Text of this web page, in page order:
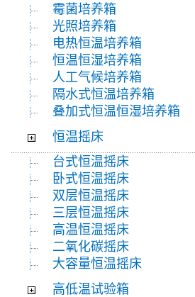
霉菌培养箱
光照培养箱
电热恒温培养箱
恒温恒湿培养箱
人工气候培养箱
隔水式恒温培养箱
叠加式恒温恒湿培养箱
恒温摇床
台式恒温摇床
卧式恒温摇床
双层恒温摇床
三层恒温摇床
高温恒温摇床
二氧化碳摇床
大容量恒温摇床
高低温试验箱